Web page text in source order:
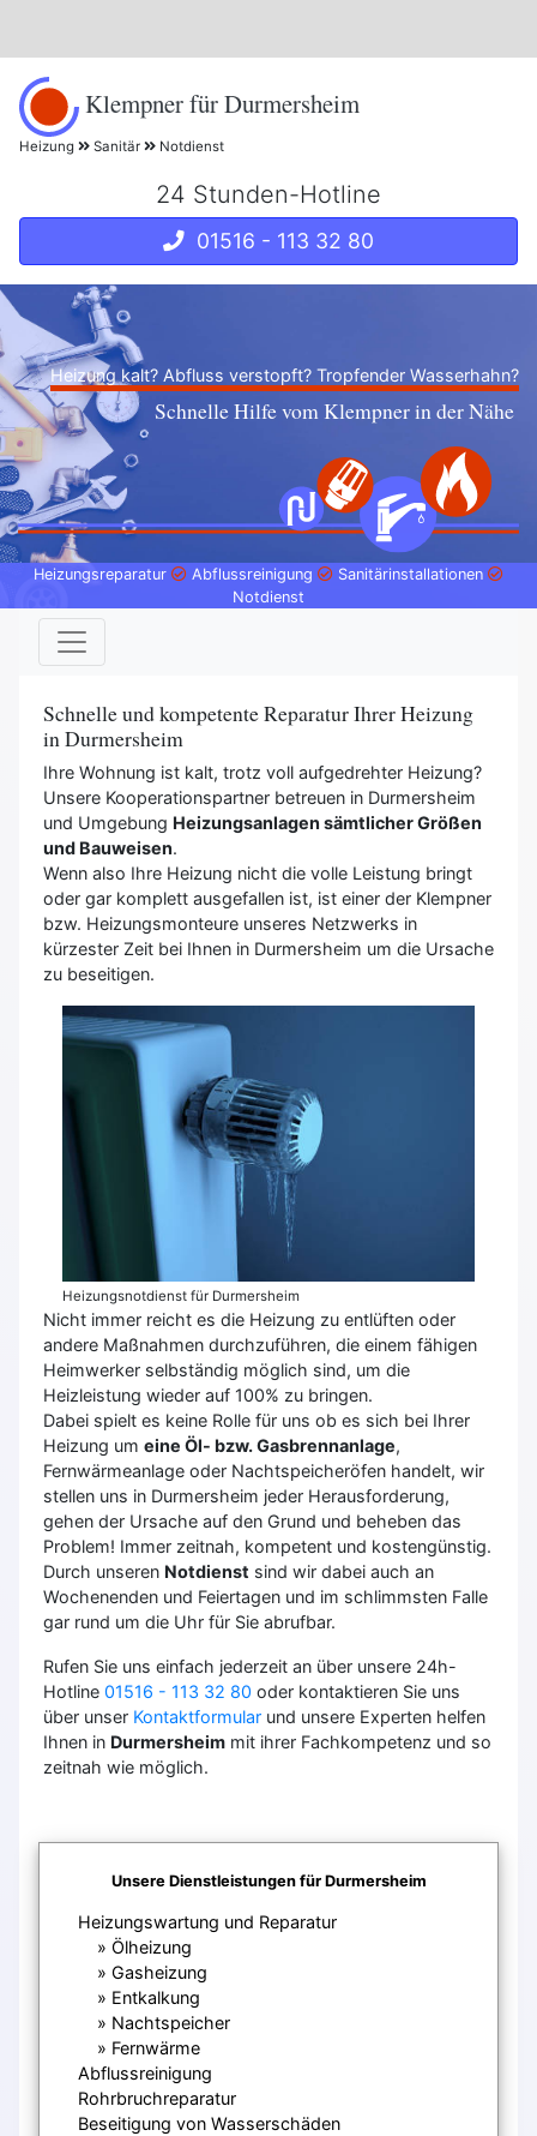
Klempner für Durmersheim
Heizung Sanitär Notdienst
24 Stunden-Hotline
01516 - 113 32 80
Heizung kalt? Abfluss verstopft? Tropfender Wasserhahn?
Schnelle Hilfe vom Klempner in der Nähe
Heizungsreparatur Abflussreinigung
Sanitärinstallationen
Notdienst
Schnelle und kompetente Reparatur Ihrer Heizung
in Durmersheim
Ihre Wohnung ist kalt, trotz voll aufgedrehter Heizung?
Unsere Kooperationspartner betreuen in Durmersheim
und Umgebung Heizungsanlagen sämtlicher Größen
und Bauweisen.
Wenn also Ihre Heizung nicht die volle Leistung bringt
oder gar komplett ausgefallen ist, ist einer der Klempner
bzw. Heizungsmonteure unseres Netzwerks in
kürzester Zeit bei Ihnen in Durmersheim um die Ursache
zu beseitigen.
Heizungsnotdienst für Durmersheim
Nicht immer reicht es die Heizung zu entlüften oder
andere Maßnahmen durchzuführen, die einem fähigen
Heimwerker selbständig möglich sind, um die
Heizleistung wieder auf 100% zu bringen.
Dabei spielt es keine Rolle für uns ob es sich bei Ihrer
Heizung um eine Öl- bzw. Gasbrennanlage,
Fernwärmeanlage oder Nachtspeicheröfen handelt, wir
stellen uns in Durmersheim jeder Herausforderung,
gehen der Ursache auf den Grund und beheben das
Problem! Immer zeitnah, kompetent und kostengünstig.
Durch unseren Notdienst sind wir dabei auch an
Wochenenden und Feiertagen und im schlimmsten Falle
gar rund um die Uhr für Sie abrufbar.
Rufen Sie uns einfach jederzeit an über unsere 24h-
Hotline 01516 - 113 32 80 oder kontaktieren Sie uns
über unser Kontaktformular und unsere Experten helfen
Ihnen in Durmersheim mit ihrer Fachkompetenz und so
zeitnah wie möglich.
Unsere Dienstleistungen für Durmersheim
Heizungswartung und Reparatur
Ölheizung
Gasheizung
Entkalkung
Nachtspeicher
Fernwärme
Abflussreinigung
Rohrbruchreparatur
Beseitigung von Wasserschäden